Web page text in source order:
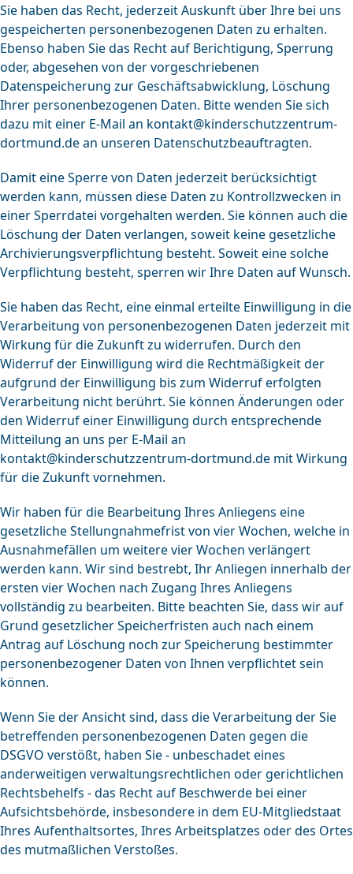
Sie haben das Recht, jederzeit Auskunft über Ihre bei uns
gespeicherten personenbezogenen Daten zu erhalten.
Ebenso haben Sie das Recht auf Berichtigung, Sperrung
oder, abgesehen von der vorgeschriebenen
Datenspeicherung zur Geschäftsabwicklung, Löschung
Ihrer personenbezogenen Daten. Bitte wenden Sie sich
dazu mit einer E-Mail an kontakt@kinderschutzzentrum-
dortmund.dean unseren Datenschutzbeauftragten.
Damit eine Sperre von Daten jederzeit berücksichtigt
werden kann, müssen diese Daten zu Kontrollzwecken in
einer Sperrdatei vorgehalten werden. Sie können auch die
Löschung der Daten verlangen, soweit keine gesetzliche
Archivierungsverpflichtung besteht. Soweit eine solche
Verpflichtung besteht, sperren wir Ihre Daten auf Wunsch.
Sie haben das Recht, eine einmal erteilte Einwilligung in die
Verarbeitung von personenbezogenen Daten jederzeit mit
Wirkung für die Zukunft zu widerrufen. Durch den
Widerruf der Einwilligung wird die Rechtmäßigkeit der
aufgrund der Einwilligung bis zum Widerruf erfolgten
Verarbeitung nicht berührt. Sie können Änderungen oder
den Widerruf einer Einwilligung durch entsprechende
Mitteilung an uns per E-Mail an
kontakt@kinderschutzzentrum-dortmund.de mit Wirkung
für die Zukunft vornehmen.
Wir haben für die Bearbeitung Ihres Anliegens eine
gesetzliche Stellungnahmefrist von vier Wochen, welche in
Ausnahmefällen um weitere vier Wochen verlängert
werden kann. Wir sind bestrebt, Ihr Anliegen innerhalb der
ersten vier Wochen nach Zugang Ihres Anliegens
vollständig zu bearbeiten. Bitte beachten Sie, dass wir auf
Grund gesetzlicher Speicherfristen auch nach einem
Antrag auf Löschung noch zur Speicherung bestimmter
personenbezogener Daten von Ihnen verpflichtet sein
können.
Wenn Sie der Ansicht sind, dass die Verarbeitung der Sie
betreffenden personenbezogenen Daten gegen die
DSGVO verstößt, haben Sie - unbeschadet eines
anderweitigen verwaltungsrechtlichen oder gerichtlichen
Rechtsbehelfs - das Recht auf Beschwerde bei einer
Aufsichtsbehörde, insbesondere in dem EU-Mitgliedstaat
Ihres Aufenthaltsortes, Ihres Arbeitsplatzes oder des Ortes
des mutmaßlichen Verstoßes.